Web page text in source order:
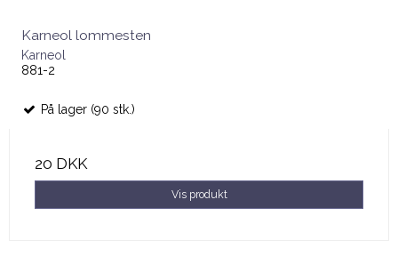
Karneol lommesten
Karneol
881-2
På lager (90 stk.)
20 DKK
Vis produkt